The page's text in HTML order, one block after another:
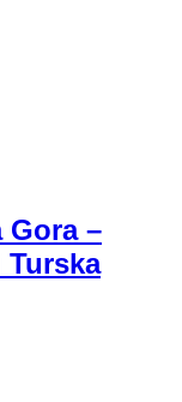
Gora –
Turska